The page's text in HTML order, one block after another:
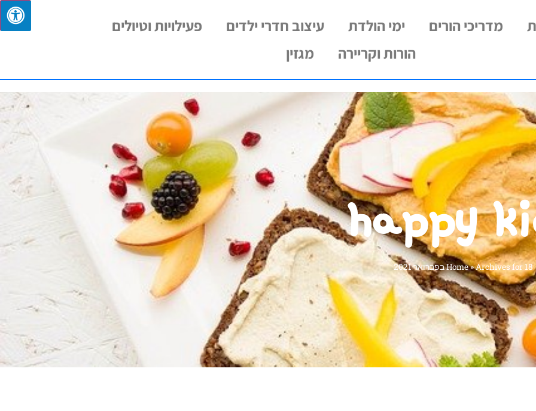
מדריכי הורים ימי הולדת עיצוב חדרי ילדים
פעילויות וטיולים
הורות וקריירה
מגזין
happy
Home»Archives for 18 בפברואר 2021